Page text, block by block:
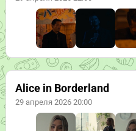
Alice in Borderland
29 апреля 2026 20:00